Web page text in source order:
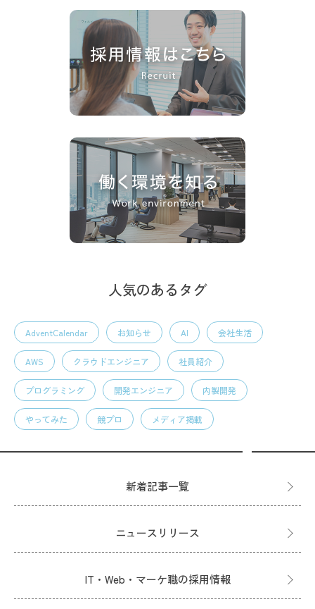
人気のあるタグ
AdventCalendar お知らせ AI 会社生活
AWS クラウドエンジニア 社員紹介
プログラミング 開発エンジニア 内製開発
やってみた 競プロ メディア掲載
新着記事一覧
ニュースリリース
IT・Web・マーケ職の採用情報